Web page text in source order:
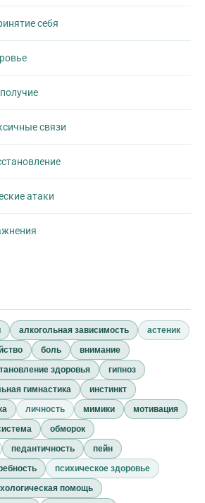
себя
связи
атаки
алкогольная зависимость
астеник
боль
внимание
здоровья
гипноз
гимнастика
инстинкт
личность мимики
мотивация
обморок
педантичность
пейн
психическое здоровье
помощь